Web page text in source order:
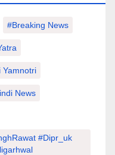
#Breaking News
Yamnotri
News
#dipr_uk